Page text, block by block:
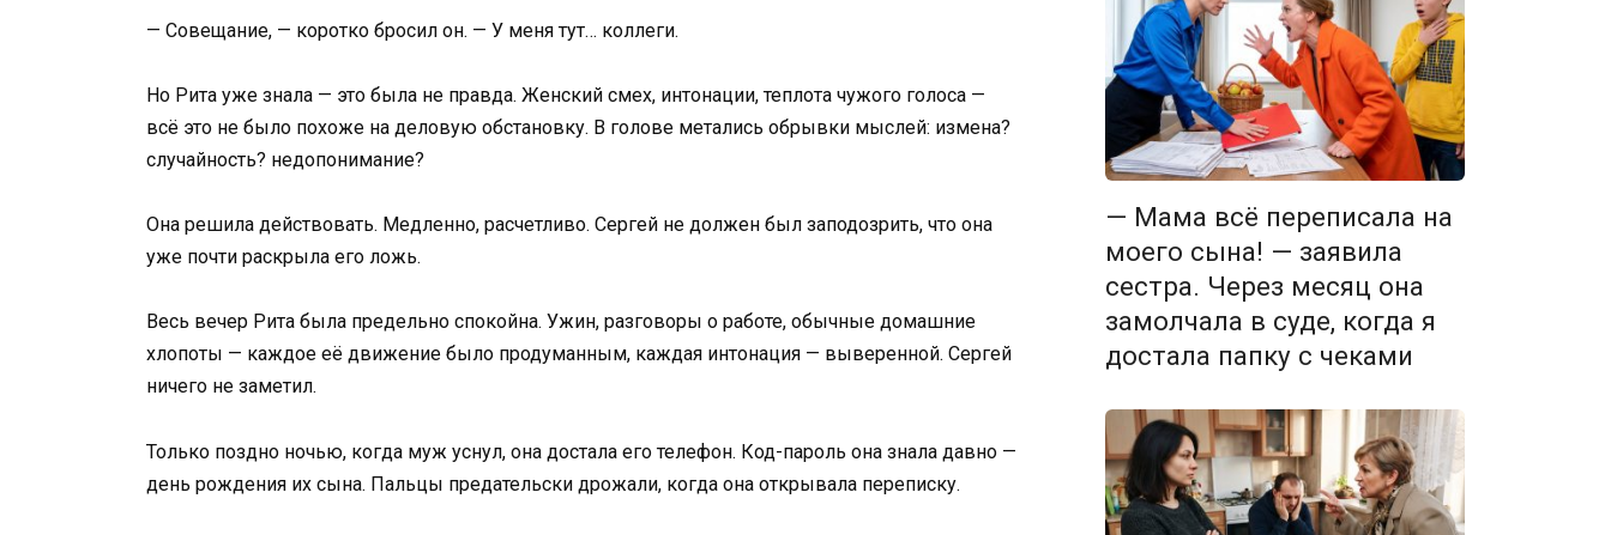
— Совещание, — коротко бросил он. — У меня тут… коллеги.
Но Рита уже знала — это была не правда. Женский смех, интонации, теплота чужого голоса —
всё это не было похоже на деловую обстановку. В голове метались обрывки мыслей: изменa?
случайность? недопонимание?
Она решила действовать. Медленно, расчетливо. Сергей не должен был заподозрить, что она
уже почти раскрыла его ложь.
Весь вечер Рита была предельно спокойна. Ужин, разговоры о работе, обычные домашние
хлопоты — каждое её движение было продуманным, каждая интонация — выверенной. Сергей
ничего не заметил.
Только поздно ночью, когда муж уснул, она достала его телефон. Код-пароль она знала давно —
день рождения их сына. Пальцы предательски дрожали, когда она открывала переписку.
— Мама всё переписала на
моего сына! — заявила
сестра. Через месяц она
замолчала в суде, когда я
достала папку с чеками